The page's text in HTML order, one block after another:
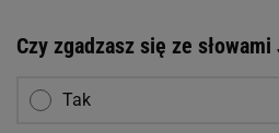
Czy zgadzasz się ze
Tak